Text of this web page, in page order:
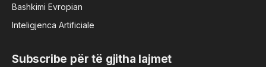
Bashkimi Evropian
Inteligjenca Artificiale
Subscribe për të gjitha lajmet